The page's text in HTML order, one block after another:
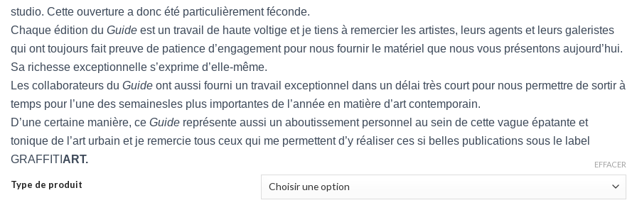
studio. Cette ouverture a donc été particulièrement féconde.
Chaque édition du Guide est un travail de haute voltige et je tiens à remercier les artistes, leurs agents et leurs galeristes
qui ont toujours fait preuve de patience d’engagement pour nous fournir le matériel que nous vous présentons aujourd’hui.
Sa richesse exceptionnelle s’exprime d’elle-même.
Les collaborateurs du Guide ont aussi fourni un travail exceptionnel dans un délai très court pour nous permettre de sortir à
temps pour l’une des semainesles plus importantes de l’année en matière d’art contemporain.
D’une certaine manière, ce Guide représente aussi un aboutissement personnel au sein de cette vague épatante et
tonique de l’art urbain et je remercie tous ceux qui me permettent d’y réaliser ces si belles publications sous le label
GRAFFITI ART.
Type de produit
EFFACER